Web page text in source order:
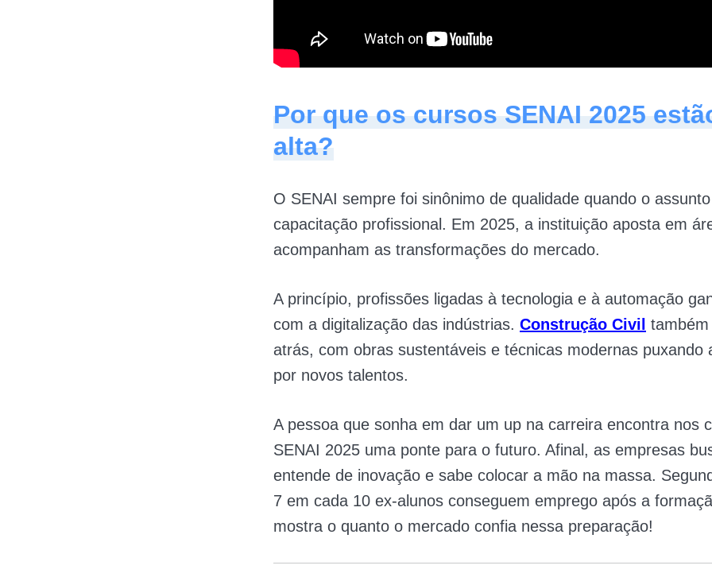
Por que os cursos SENAI 2025
alta?
O SENAI sempre foi sinônimo de qualidade quando o
capacitação profissional. Em 2025, a instituição aposta em
acompanham as transformações do mercado.
A princípio, profissões ligadas à tecnologia e à automação
com a digitalização das indústrias. Construção Civil
atrás, com obras sustentáveis e técnicas modernas puxando
por novos talentos.
A pessoa que sonha em dar um up na carreira encontra nos
SENAI 2025 uma ponte para o futuro. Afinal, as empresas
entende de inovação e sabe colocar a mão na massa.
7 em cada 10 ex-alunos conseguem emprego após a
mostra o quanto o mercado confia nessa preparação!